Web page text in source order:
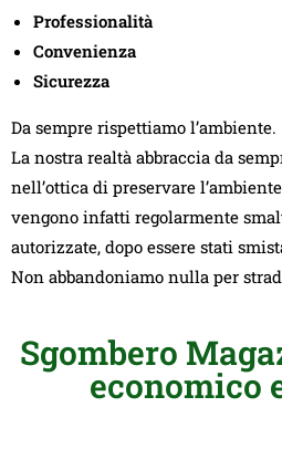
Professionalità
Convenienza
Sicurezza
Da sempre rispettiamo l’ambiente.
La nostra realtà abbraccia da
nell’ottica di preservare
vengono infatti regolarmente
autorizzate, dopo essere stati
Non abbandoniamo nulla per
Sgombero
economico